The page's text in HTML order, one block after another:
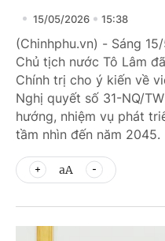
15/05/2026 15:38
(Chinhphu.vn) - Sáng
Chủ tịch nước Tô Lâm
Chính trị cho ý kiến về
Nghị quyết số 31-NQ/
hướng, nhiệm vụ phát
tầm nhìn đến năm 2045.
aA